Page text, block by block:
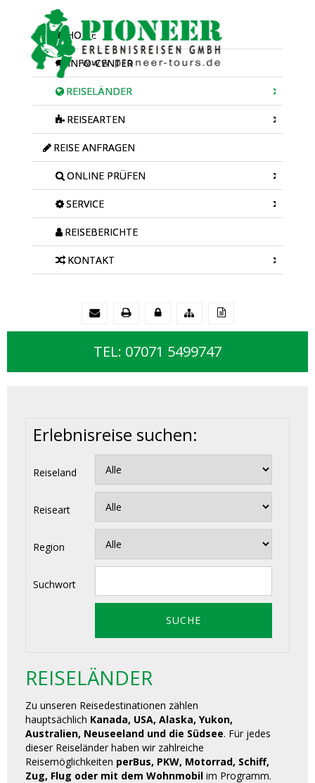
HOME
INFO-CENTER
REISELÄNDER
REISEARTEN
REISE ANFRAGEN
ONLINE PRÜFEN
SERVICE
REISEBERICHTE
KONTAKT
TEL: 07071 5499747
Erlebnisreise suchen:
Reiseland
Reiseart
Region
Suchwort
REISELÄNDER
Zu unseren Reisedestinationen zählen
hauptsächlich Kanada, USA, Alaska, Yukon,
Australien, Neuseeland und die Südsee. Für jedes
dieser Reiseländer haben wir zahlreiche
Reisemöglichkeiten perBus, PKW, Motorrad, Schiff,
Zug, Flug oder mit dem Wohnmobil im Programm.